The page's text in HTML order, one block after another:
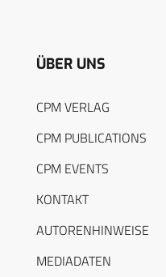
ÜBER UNS
CPM VERLAG
CPM PUBLICATIONS
CPM EVENTS
KONTAKT
AUTORENHINWEISE
MEDIADATEN